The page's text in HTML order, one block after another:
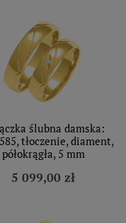
ślubna damska:
tłoczenie, diament,
półokrągła, 5 mm
5 099,00 zł